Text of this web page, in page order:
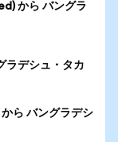
から バングラ
デシュ・タカ
ら バングラデシ